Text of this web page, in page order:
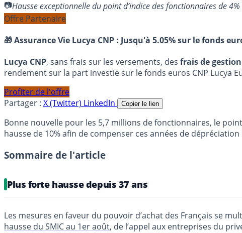
Hausse exceptionnelle du point d’indice des fonctionnaires de
Offre Partenaire
🎁 Assurance Vie Lucya CNP : Jusqu'à 5.05% sur le fonds
Lucya CNP, sans frais sur les versements, des frais de
rendement sur la part investie sur le fonds euros CNP Lucya
Profiter de l'offre
Partager : X (Twitter) LinkedIn Copier le lien
Bonne nouvelle pour les 5,7 millions de fonctionnaires, le
hausse de 10% afin de compenser ces années de
Sommaire de l'article
Plus forte hausse depuis 37 ans
Les mesures en faveur du pouvoir d’achat des Français se
hausse du SMIC au 1er août, de l’appel aux entreprises du